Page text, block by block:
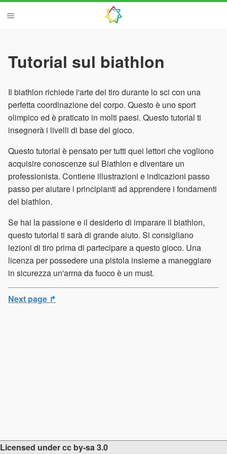
Tutorial sul biathlon
Il biathlon richiede l'arte del tiro durante lo sci con una
perfetta coordinazione del corpo. Questo è uno sport
olimpico ed è praticato in molti paesi. Questo tutorial ti
insegnerà i livelli di base del gioco.
Questo tutorial è pensato per tutti quei lettori che vogliono
acquisire conoscenze sul Biathlon e diventare un
professionista. Contiene illustrazioni e indicazioni passo
passo per aiutare i principianti ad apprendere i fondamenti
del biathlon.
Se hai la passione e il desiderio di imparare il biathlon,
questo tutorial ti sarà di grande aiuto. Si consigliano
lezioni di tiro prima di partecipare a questo gioco. Una
licenza per possedere una pistola insieme a maneggiare
in sicurezza un'arma da fuoco è un must.
Next page ↱
Licensed under cc by-sa 3.0